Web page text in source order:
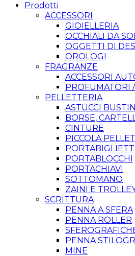
Prodotti
ACCESSORI
GIOIELLERIA
OCCHIALI DA
OGGETTI DI
OROLOGI
FRAGRANZE
ACCESSORI
PROFUMATORI
PELLETTERIA
ASTUCCI
BORSE,
CINTURE
PICCOLA
PORTABLOCCHI
PORTACHIAVI
SOTTOMANO
ZAINI E
SCRITTURA
PENNA A SFERA
PENNA ROLLER
PENNA
MINE